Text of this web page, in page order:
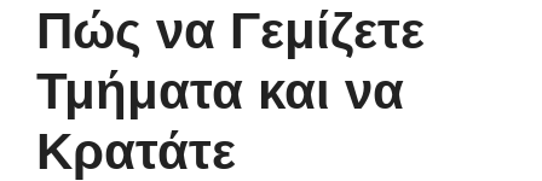
Πώς να Γεμίζετε
Τμήματα και να
Κρατάτε